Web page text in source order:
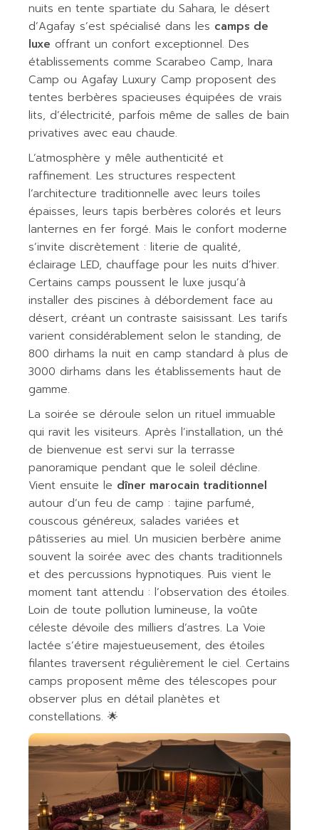
nuits en tente spartiate du Sahara, le désert
d’Agafay s’est spécialisé dans les camps de
luxe offrant un confort exceptionnel. Des
établissements comme Scarabeo Camp, Inara
Camp ou Agafay Luxury Camp proposent des
tentes berbères spacieuses équipées de vrais
lits, d’électricité, parfois même de salles de bain
privatives avec eau chaude.
L’atmosphère y mêle authenticité et
raffinement. Les structures respectent
l’architecture traditionnelle avec leurs toiles
épaisses, leurs tapis berbères colorés et leurs
lanternes en fer forgé. Mais le confort moderne
s’invite discrètement : literie de qualité,
éclairage LED, chauffage pour les nuits d’hiver.
Certains camps poussent le luxe jusqu’à
installer des piscines à débordement face au
désert, créant un contraste saisissant. Les tarifs
varient considérablement selon le standing, de
800 dirhams la nuit en camp standard à plus de
3000 dirhams dans les établissements haut de
gamme.
La soirée se déroule selon un rituel immuable
qui ravit les visiteurs. Après l’installation, un thé
de bienvenue est servi sur la terrasse
panoramique pendant que le soleil décline.
Vient ensuite le dîner marocain traditionnel
autour d’un feu de camp : tajine parfumé,
couscous généreux, salades variées et
pâtisseries au miel. Un musicien berbère anime
souvent la soirée avec des chants traditionnels
et des percussions hypnotiques. Puis vient le
moment tant attendu : l’observation des étoiles.
Loin de toute pollution lumineuse, la voûte
céleste dévoile des milliers d’astres. La Voie
lactée s’étire majestueusement, des étoiles
filantes traversent régulièrement le ciel. Certains
camps proposent même des télescopes pour
observer plus en détail planètes et
constellations. 🌟